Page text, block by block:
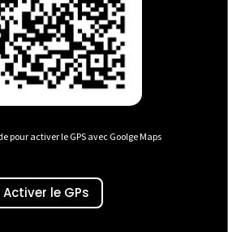
pour activer le GPS avec Goolge Maps
Activer le GPs